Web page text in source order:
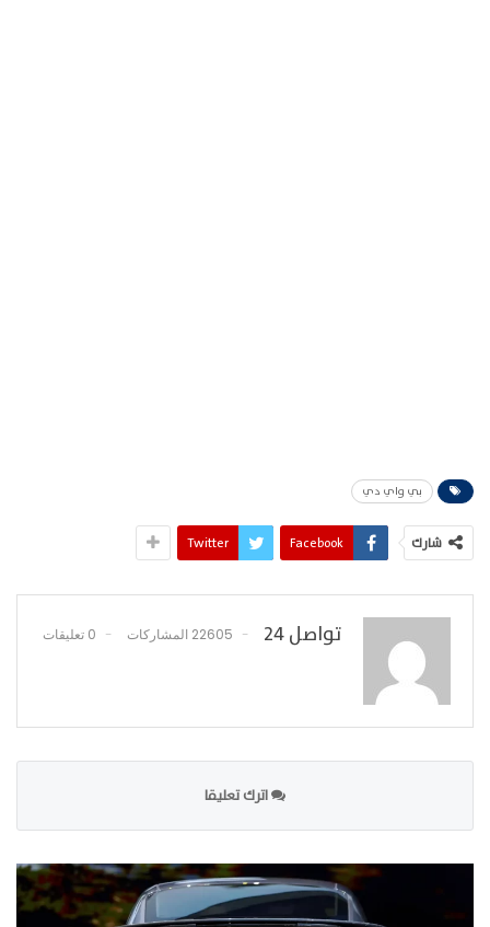
بي واي دي
شارك Facebook
Twitter
تواصل 24 22605 المشاركات 0 تعليقات
اترك تعليقا